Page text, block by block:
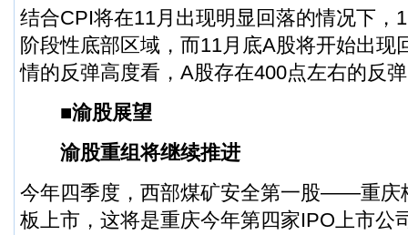
结合CPI将在11月出现明显回落的情况下，
阶段性底部区域，而11月底A股将开始出现
情的反弹高度看，A股存在400点左右的反
■渝股展望
渝股重组将继续推进
今年四季度，西部煤矿安全第一股——重庆
板上市，这将是重庆今年第四家IPO上市公